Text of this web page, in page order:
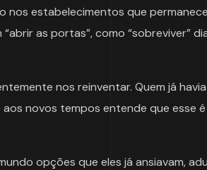
nos estabelecimentos que
as portas”, como “sobreviver”
nos reinventar. Quem já
novos tempos entende que esse
opções que eles já ansiavam,